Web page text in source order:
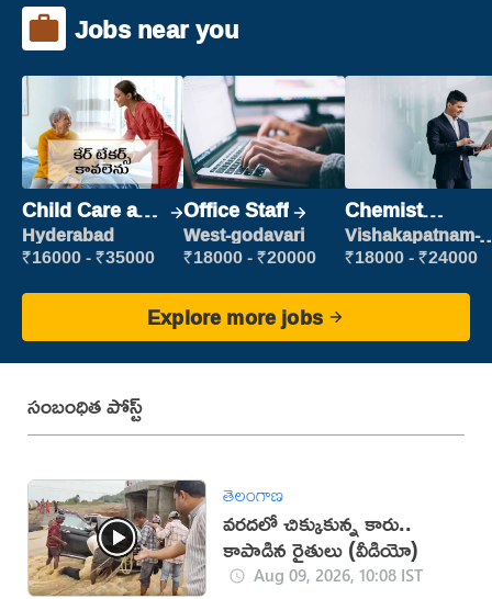
Jobs near you
Child Care and
Patient care
Hyderabad
₹16000 - ₹35000
Office Staff
West-godavari
₹18000 - ₹20000
Chemist
Production
Executive
Vishakapatnam-
new
₹18000 - ₹24000
Explore more jobs
సంబంధిత పోస్ట్
తెలంగాణ
వరదలో చిక్కుకున్న కారు..
కాపాడిన రైతులు (వీడియో)
Aug 09, 2026, 10:08 IST